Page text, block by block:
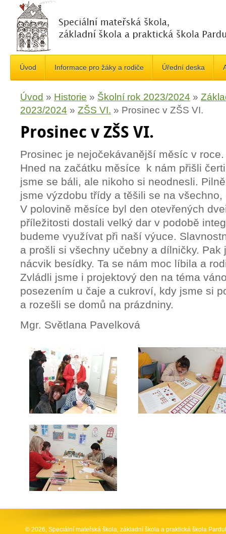
Úvod Informace pro žáky a rodiče Úřední deska
Úvod » Historie » Školní rok 2023/2024 »
2023/2024 » ZŠS VI. » Prosinec v ZŠS VI.
Prosinec v ZŠS VI.
Prosinec je nejočekávanější měsíc v
Hned na začátku měsíce k nám přišli
jsme se báli, ale nikoho si neodnesli.
jsme výzdobu třídy a těšili se na
V polovině měsíce byl den otevřených
příležitosti dostali velký dar v podobě
budeme využívat při naší výuce.
a prošli si všechny učebny a dílničky.
nácvik besídky. Ta se nám moc líbila a
Zvládli jsme i projektový den na téma
posezením u čaje a cukroví, kdy jsme si
a rozešli se domů na prázdniny.
Mgr. Světlana Pavelková
© 2026, Speciální mateřská škola, základní škola a praktická škola